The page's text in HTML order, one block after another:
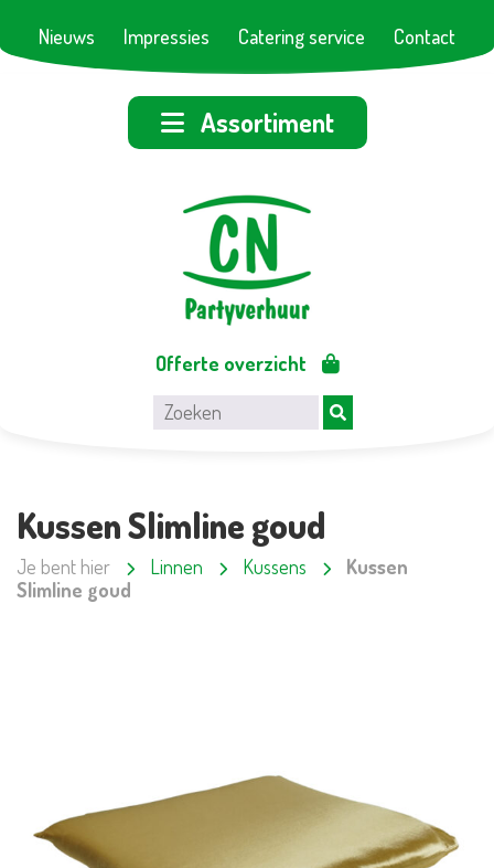
Nieuws Impressies Catering service Contact
Assortiment
Offerte overzicht
Kussen Slimline goud
Je bent hier Linnen Kussens
Kussen
Slimline goud